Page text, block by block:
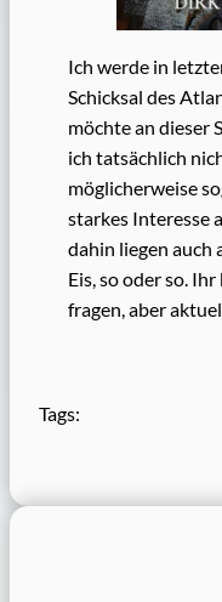
Ich werde in
Schicksal des
möchte an dieser
ich tatsächlich
möglicherweise
starkes Interesse
dahin liegen auch
Eis, so oder so.
fragen, aber
Tags: